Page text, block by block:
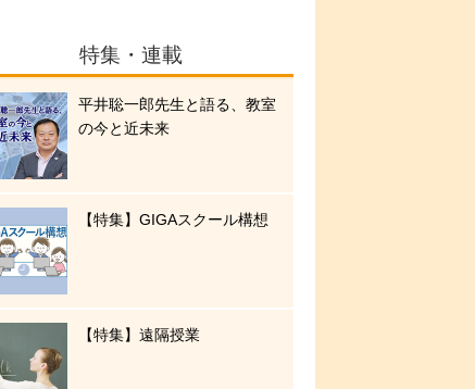
特集・連載
平井聡一郎先生と語る、教室
の今と近未来
【特集】GIGAスクール構想
【特集】遠隔授業